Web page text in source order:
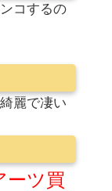
コするの
麗で凄い
ーツ買